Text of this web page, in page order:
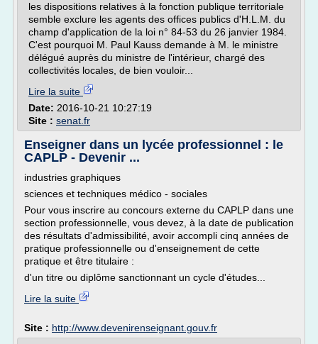
les dispositions relatives à la fonction publique territoriale
semble exclure les agents des offices publics d'H.L.M. du
champ d'application de la loi n° 84-53 du 26 janvier 1984.
C'est pourquoi M. Paul Kauss demande à M. le ministre
délégué auprès du ministre de l'intérieur, chargé des
collectivités locales, de bien vouloir...
Lire la suite
Date: 2016-10-21 10:27:19
Site : senat.fr
Enseigner dans un lycée professionnel : le
CAPLP - Devenir ...
industries graphiques
sciences et techniques médico - sociales
Pour vous inscrire au concours externe du CAPLP dans une
section professionnelle, vous devez, à la date de publication
des résultats d'admissibilité, avoir accompli cinq années de
pratique professionnelle ou d'enseignement de cette
pratique et être titulaire :
d'un titre ou diplôme sanctionnant un cycle d'études...
Lire la suite
Site : http://www.devenirenseignant.gouv.fr